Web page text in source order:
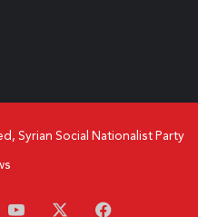
Syrian Social Nationalist Party
فيسبوك